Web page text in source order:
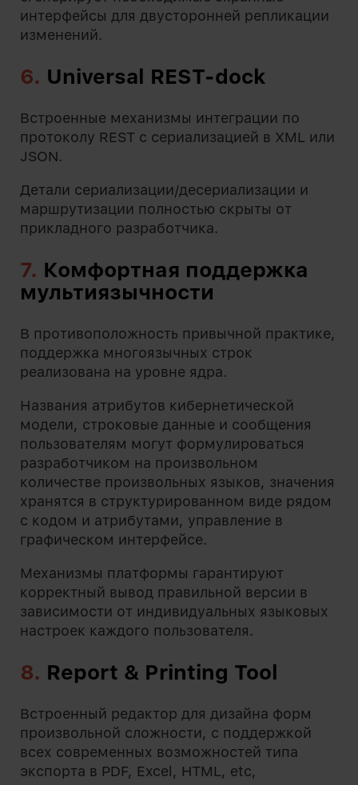
интерфейсы для двусторонней репликации
изменений.
6. Universal REST-dock
Встроенные механизмы интеграции по
протоколу REST с сериализацией в XML или
JSON.
Детали сериализации/десериализации и
маршрутизации полностью скрыты от
прикладного разработчика.
7. Комфортная поддержка
мультиязычности
В противоположность привычной практике,
поддержка многоязычных строк
реализована на уровне ядра.
Названия атрибутов кибернетической
модели, строковые данные и сообщения
пользователям могут формулироваться
разработчиком на произвольном
количестве произвольных языков, значения
хранятся в структурированном виде рядом
с кодом и атрибутами, управление в
графическом интерфейсе.
Механизмы платформы гарантируют
корректный вывод правильной версии в
зависимости от индивидуальных языковых
настроек каждого пользователя.
8. Report & Printing Tool
Встроенный редактор для дизайна форм
произвольной сложности, с поддержкой
всех современных возможностей типа
экспорта в PDF, Excel, HTML, etc,